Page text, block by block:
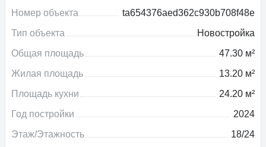
Номер объекта
ta654376aed362c930b708f48e
Тип объекта
Новостройка
Общая площадь
47.30 м²
Жилая площадь
13.20 м²
Площадь кухни
24.20 м²
Год постройки
2024
Этаж/Этажность
18/24